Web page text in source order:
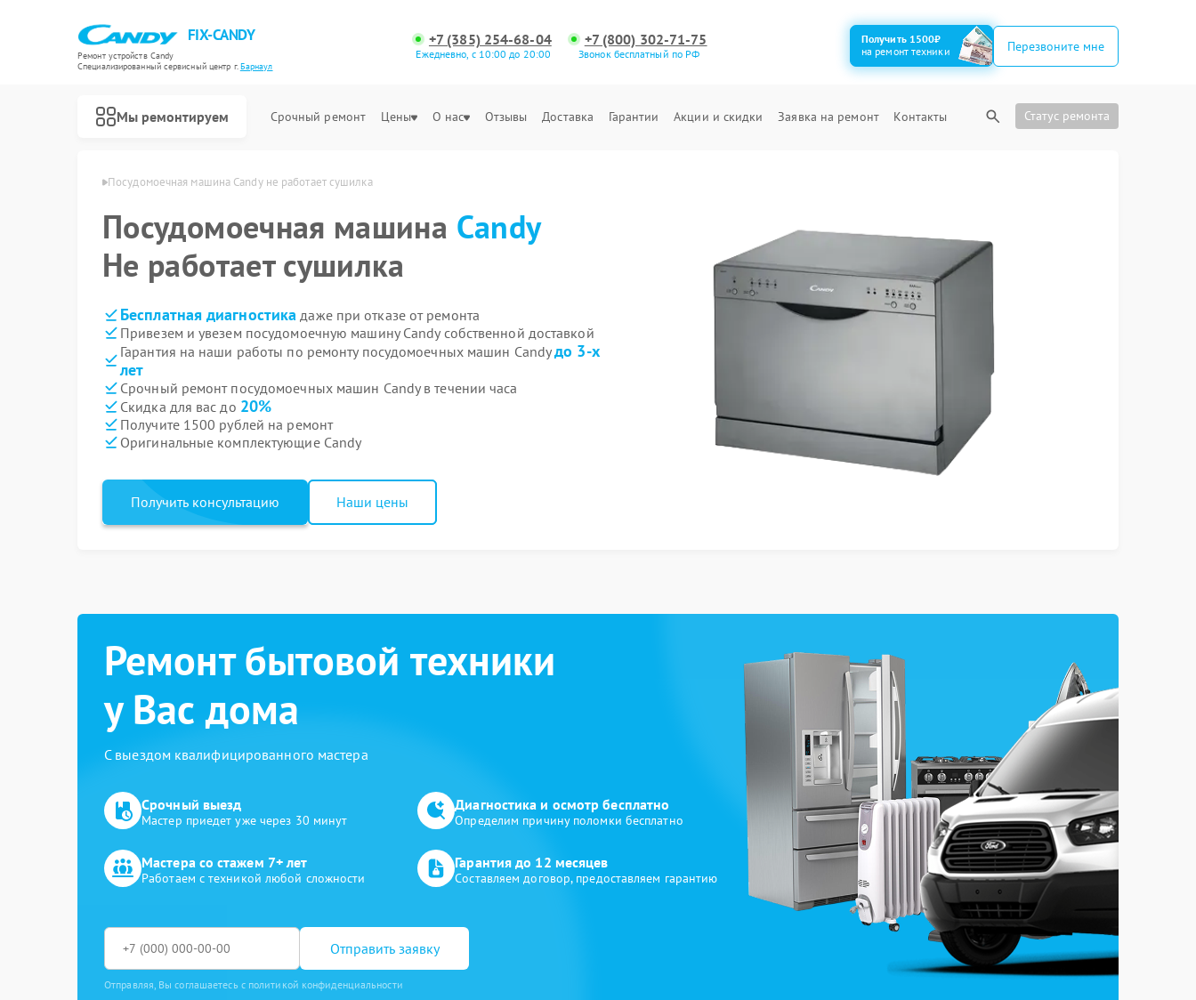
FIX-CANDY
Ремонт устройств Candy
Специализированный cервисный центр г.Барнаул
+7 (385) 254-68-04
Ежедневно, с 10:00 до 20:00
+7 (800) 302-71-75
Звонок бесплатный по РФ
Получить 1500₽
на ремонт техники
Перезвоните мне
Мы ремонтируем Срочный ремонт Цены О нас Отзывы Доставка Гарантии Акции и скидки Заявка на ремонт Контакты Статус ремонта
Candy в Барнауле Посудомоечная машина Candy не работает сушилка
Посудомоечная машина Candy
Не работает сушилка
Бесплатная диагностика даже при отказе от ремонта
Привезем и увезем посудомоечную машину Candy собственной доставкой
Гарантия на наши работы по ремонту посудомоечных машин Candyдо 3-х
лет
Срочный ремонт посудомоечных машин Candy в течении часа
Скидка для вас до 20%
Получите 1500 рублей на ремонт
Оригинальные комплектующие Candy
Получить консультацию Наши цены
Ремонт бытовой техники
у Вас дома
С выездом квалифицированного мастера
Срочный выезд
Мастер приедет уже через 30 минут
Диагностика и осмотр бесплатно
Определим причину поломки бесплатно
Мастера со стажем 7+ лет
Работаем с техникой любой сложности
Гарантия до 12 месяцев
Составляем договор, предоставляем гарантию
Отправить заявку
Отправляя, Вы соглашаетесь с политикой конфиденциальности